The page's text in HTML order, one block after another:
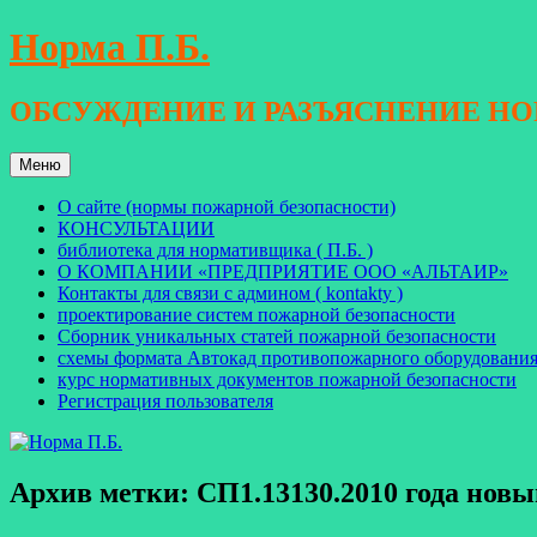
Перейти
к
Норма П.Б.
ОБСУЖДЕНИЕ И РАЗЪЯСНЕНИЕ
Меню
О сайте (нормы пожарной безопасности)
КОНСУЛЬТАЦИИ
библиотека для нормативщика ( П.Б. )
О КОМПАНИИ «ПРЕДПРИЯТИЕ ООО «АЛЬТАИР»
Контакты для связи с админом ( kontakty )
проектирование систем пожарной безопасности
Сборник уникальных статей пожарной безопасности
схемы формата Автокад противопожарного оборудования
курс нормативных документов пожарной безопасности
Регистрация пользователя
Архив метки: СП1.13130.2010 года